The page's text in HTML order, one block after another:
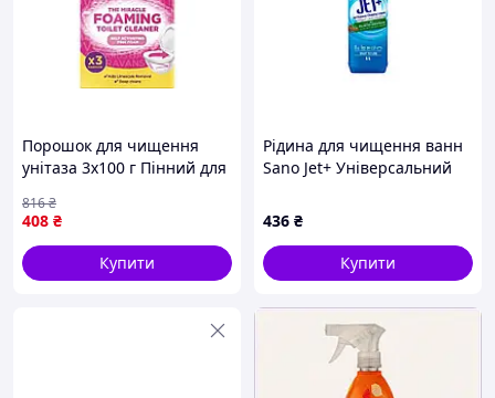
Порошок для чищення
унітаза 3x100 г Пінний для
запахів і нальоту
408 ₴
816₴
Купити
Рідина для чищення ванн
Sano Jet+ Універсальний
сосновою олією 1 л
(7290102992881)
436 ₴
Купити